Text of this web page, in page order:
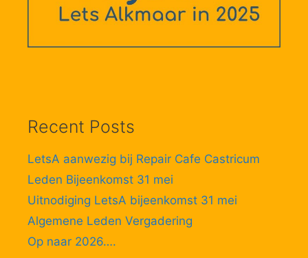
Recent Posts
LetsA aanwezig bij Repair Cafe Castricum
Leden Bijeenkomst 31 mei
Uitnodiging LetsA bijeenkomst 31 mei
Algemene Leden Vergadering
Op naar 2026….